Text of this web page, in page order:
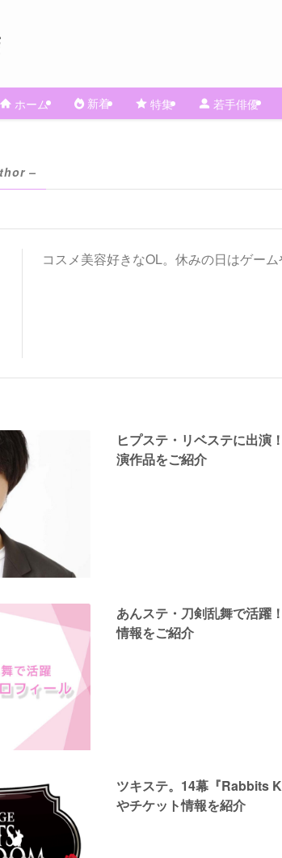
ホーム 新着 特集 若手俳優
–
コスメ美容好きなOL。休みの日はゲー
ヒプステ・リベステに出
演作品をご紹介
あんステ・刀剣乱舞で活
情報をご紹介
ツキステ。14幕『Rabbits
やチケット情報を紹介